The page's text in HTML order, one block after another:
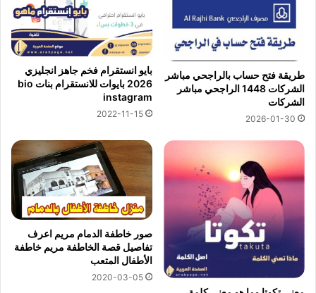
طريقة فتح حساب بالراجحي مباشر
الشركات 1448 الراجحي مباشر
الشركات
2026-01-30
بايو انستقرام فخم جاهز انجليزي
2026 بايوات للانستقرام بنات bio
instagram
2022-11-15
صور خاطفة الدمام مريم اعرف
تفاصيل قصة الخاطفة مريم خاطفة
الأطفال المتعب
2020-03-05